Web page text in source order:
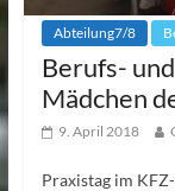
Abteilung7/8
Berufs-
Mädchen
9. April 2018
Praxistag im